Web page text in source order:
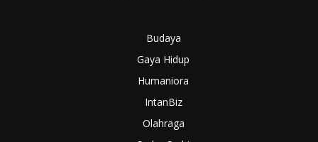
Budaya
Gaya Hidup
Humaniora
IntanBiz
Olahraga